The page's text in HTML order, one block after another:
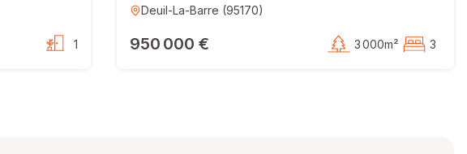
1
Deuil-La-Barre (95170)
950 000 € 3 000m² 3